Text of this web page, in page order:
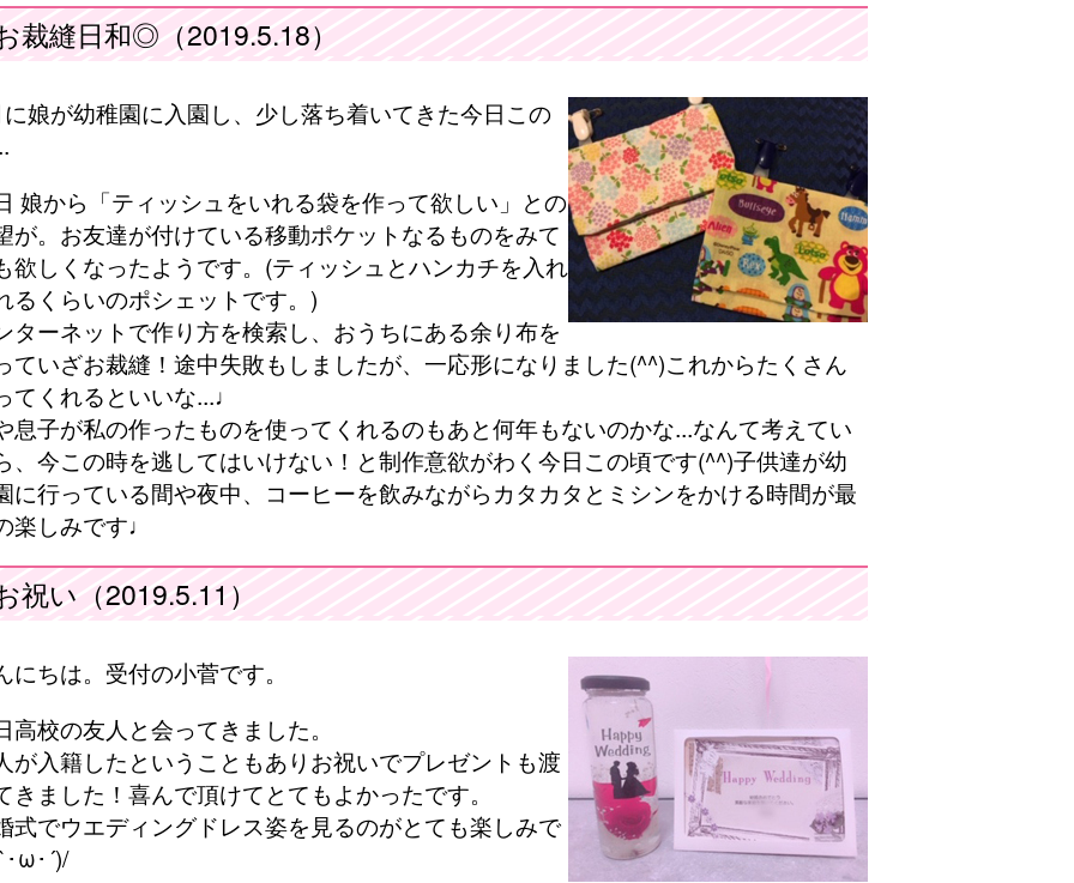
裁縫日和◎（2019.5.18）
娘が幼稚園に入園し、少し落ち着いてきた今日この
娘から「ティッシュをいれる袋を作って欲しい」との
が。お友達が付けている移動ポケットなるものをみて
欲しくなったようです。(ティッシュとハンカチを入れ
るくらいのポシェットです。)
ターネットで作り方を検索し、おうちにある余り布を
ていざお裁縫！途中失敗もしましたが、一応形になりました(^^)これからたくさん
てくれるといいな...♩
息子が私の作ったものを使ってくれるのもあと何年もないのかな...なんて考えてい
、今この時を逃してはいけない！と制作意欲がわく今日この頃です(^^)子供達が幼
に行っている間や夜中、コーヒーを飲みながらカタカタとミシンをかける時間が最
楽しみです♩
祝い（2019.5.11）
にちは。受付の小菅です。
高校の友人と会ってきました。
が入籍したということもありお祝いでプレゼントも渡
きました！喜んで頂けてとてもよかったです。
式でウエディングドレス姿を見るのがとても楽しみで
ω･´)/